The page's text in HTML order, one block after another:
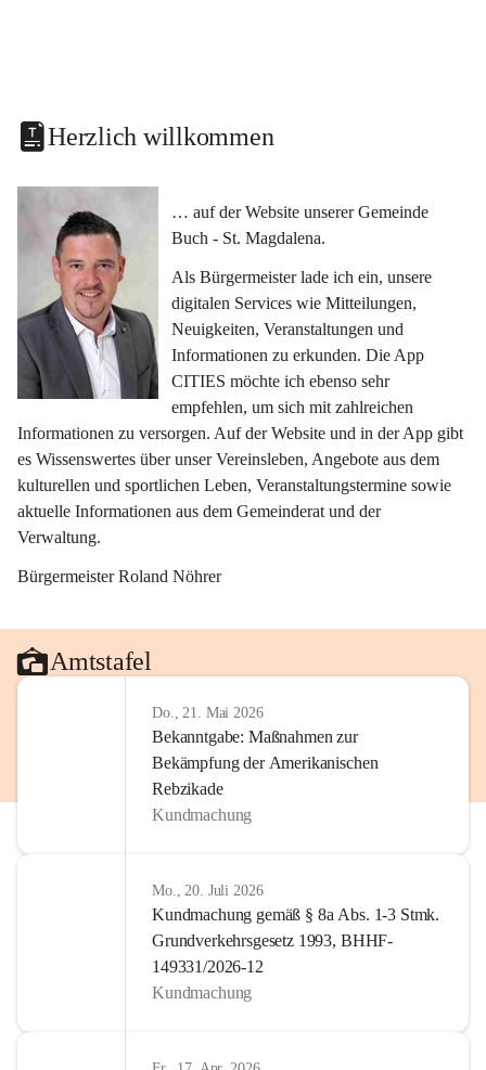
Herzlich willkommen
… auf der Website unserer Gemeinde
Buch - St. Magdalena.
Als Bürgermeister lade ich ein, unsere
digitalen Services wie Mitteilungen,
Neuigkeiten, Veranstaltungen und
Informationen zu erkunden. Die App
CITIES möchte ich ebenso sehr
empfehlen, um sich mit zahlreichen
Informationen zu versorgen. Auf der Website und in der App gibt
es Wissenswertes über unser Vereinsleben, Angebote aus dem
kulturellen und sportlichen Leben, Veranstaltungstermine sowie
aktuelle Informationen aus dem Gemeinderat und der
Verwaltung.
Bürgermeister Roland Nöhrer
Amtstafel
Do., 21. Mai 2026
Bekanntgabe: Maßnahmen zur
Bekämpfung der Amerikanischen
Rebzikade
Kundmachung
Mo., 20. Juli 2026
Kundmachung gemäß § 8a Abs. 1-3 Stmk.
Grundverkehrsgesetz 1993, BHHF-
149331/2026-12
Kundmachung